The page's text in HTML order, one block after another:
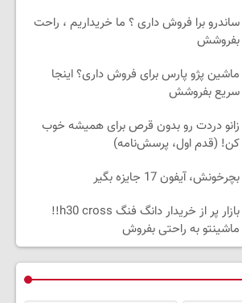
ساندرو برا فروش داری ؟ ما خریداریم ، راحت
بفروشش
ماشین پژو پارس برای فروش داری؟ اینجا
سریع بفروشش
زانو دردت رو بدون قرص برای همیشه خوب
کن! (قدم اول، پرسش‌نامه)
بچرخونش، آیفون 17 جایزه بگیر
بازار پر از خریدار دانگ فنگ h30 cross!!
ماشینتو به راحتی بفروش